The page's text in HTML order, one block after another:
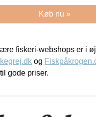
Køb nu »
fiskeri-webshops er i
og
gode priser.